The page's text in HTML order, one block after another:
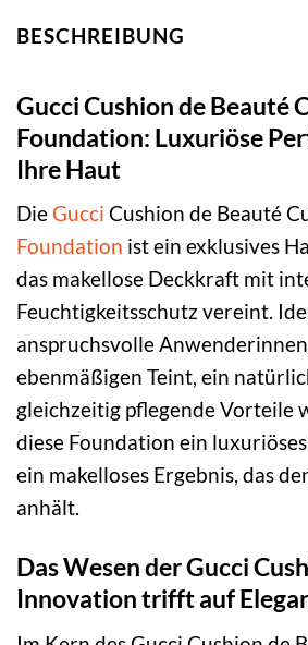
BESCHREIBUNG
Gucci Cushion de Beauté
Foundation: Luxuriöse
Ihre Haut
DieGucci Cushion de Beauté
Foundation ist ein exklusives
das makellose Deckkraft mit
Feuchtigkeitsschutz vereint.
anspruchsvolle
ebenmäßigen Teint, ein
gleichzeitig pflegende Vorteile
diese Foundation ein
ein makelloses Ergebnis, das
anhält.
Das Wesen der Gucci
Innovation trifft auf